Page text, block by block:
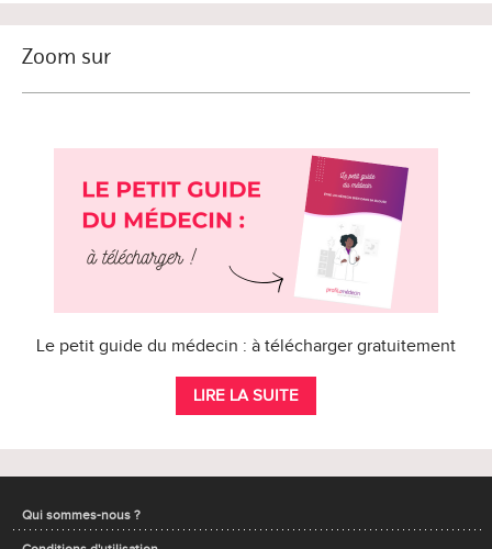
Zoom sur
Le petit guide du médecin : à télécharger gratuitement
LIRE LA SUITE
Qui sommes-nous ?